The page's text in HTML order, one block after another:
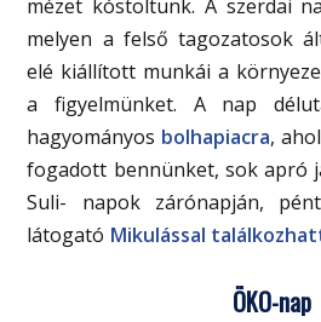
mézet kóstoltunk. A szerdai
melyen a felső tagozatosok
elé kiállított munkái a
a figyelmünket. A nap
hagyományos bolhapiacra,
fogadott bennünket, sok apró
Suli- napok zárónapján,
látogató Mikulással
ÖKO-nap